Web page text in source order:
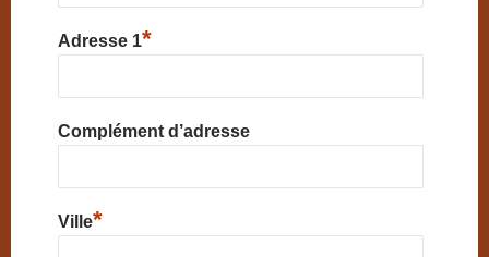
Adresse 1*
Complément d’adresse
Ville*